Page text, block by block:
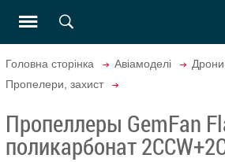
Головна сторінка Авіамоделі
Пропелери, захист
Пропеллеры GemFan
поликарбонат